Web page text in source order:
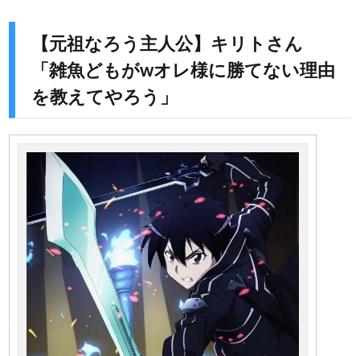
【元祖なろう主人公】キリトさん
「雑魚どもがwオレ様に勝てない理由
を教えてやろう」